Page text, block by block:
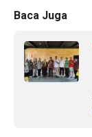
Baca Juga